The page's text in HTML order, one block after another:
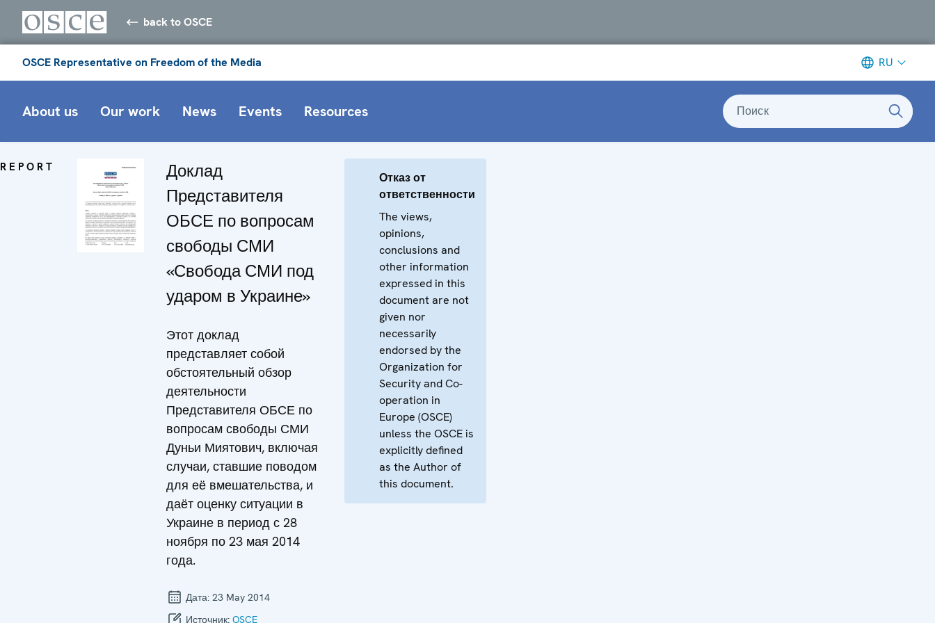
back to OSCE
OSCE Representative on Freedom of the Media RU
About us Our work News Events Resources Поиск
REPORT
Доклад
Представителя
ОБСЕ по вопросам
свободы СМИ
«Свобода СМИ под
ударом в Украине»
Этот доклад
представляет собой
обстоятельный обзор
деятельности
Представителя ОБСЕ по
вопросам свободы СМИ
Дуньи Миятович, включая
случаи, ставшие поводом
для её вмешательства, и
даёт оценку ситуации в
Украине в период с 28
ноября по 23 мая 2014
года.
Дата: 23 May 2014
Источник: OSCE
Отказ от
ответственности
The views,
opinions,
conclusions and
other information
expressed in this
document are not
given nor
necessarily
endorsed by the
Organization for
Security and Co-
operation in
Europe (OSCE)
unless the OSCE is
explicitly defined
as the Author of
this document.